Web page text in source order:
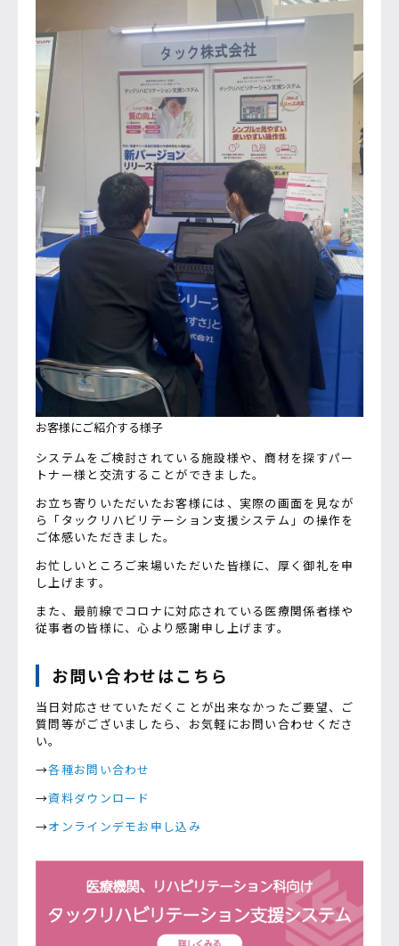
お客様にご紹介する様子
システムをご検討されている施設様や、商材を探すパー
トナー様と交流することができました。
お立ち寄りいただいたお客様には、実際の画面を見なが
ら「タックリハビリテーション支援システム」の操作を
ご体感いただきました。
お忙しいところご来場いただいた皆様に、厚く御礼を申
し上げます。
また、最前線でコロナに対応されている医療関係者様や
従事者の皆様に、心より感謝申し上げます。
お問い合わせはこちら
当日対応させていただくことが出来なかったご要望、ご
質問等がございましたら、お気軽にお問い合わせくださ
い。
→各種お問い合わせ
→資料ダウンロード
→オンラインデモお申し込み